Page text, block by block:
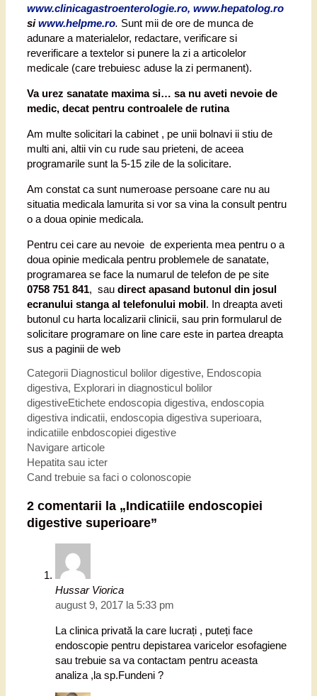
www.clinicagastroenterologie.ro, www.hepatolog.ro
siwww.helpme.ro. Sunt mii de ore de munca de
adunare a materialelor, redactare, verificare si
reverificare a textelor si punere la zi a articolelor
medicale (care trebuiesc aduse la zi permanent).
Va urez sanatate maxima si… sa nu aveti nevoie de
medic, decat pentru controalele de rutina
Am multe solicitari la cabinet , pe unii bolnavi ii stiu de
multi ani, altii vin cu rude sau prieteni, de aceea
programarile sunt la 5-15 zile de la solicitare.
Am constat ca sunt numeroase persoane care nu au
situatia medicala lamurita si vor sa vina la consult pentru
o a doua opinie medicala.
Pentru cei care au nevoie de experienta mea pentru o a
doua opinie medicala pentru problemele de sanatate,
programarea se face la numarul de telefon de pe site
0758 751 841, sau direct apasand butonul din josul
ecranului stanga al telefonului mobil. In dreapta aveti
butonul cu harta localizarii clinicii, sau prin formularul de
solicitare programare on line care este in partea dreapta
sus a paginii de web
Categorii Diagnosticul bolilor digestive, Endoscopia
digestiva, Explorari in diagnosticul bolilor
digestiveEtichete endoscopia digestiva, endoscopia
digestiva indicatii, endoscopia digestiva superioara,
indicatiile enbdoscopiei digestive
Navigare articole
Hepatita sau icter
Cand trebuie sa faci o colonoscopie
2 comentarii la „Indicatiile endoscopiei
digestive superioare”
Hussar Viorica
august 9, 2017 la 5:33 pm
La clinica privată la care lucrați , puteți face
endoscopie pentru depistarea varicelor esofagiene
sau trebuie sa va contactam pentru aceasta
analiza ,la sp.Fundeni ?